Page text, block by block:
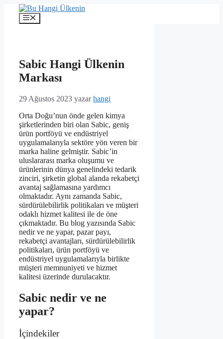
İçeriğe
Menü
Sabic Hangi Ülkenin
Markası
29 Ağustos 2023 yazarhangi
Orta Doğu’nun önde gelen kimya
şirketlerinden biri olan Sabic, geniş
ürün portföyü ve endüstriyel
uygulamalarıyla sektöre yön veren bir
marka haline gelmiştir. Sabic’in
uluslararası marka oluşumu ve
ürünlerinin dünya genelindeki tedarik
zinciri, şirketin global alanda rekabetçi
avantaj sağlamasına yardımcı
olmaktadır. Aynı zamanda Sabic,
sürdürülebilirlik politikaları ve müşteri
odaklı hizmet kalitesi ile de öne
çıkmaktadır. Bu blog yazısında Sabic
nedir ve ne yapar, pazar payı,
rekabetçi avantajları, sürdürülebilirlik
politikaları, ürün portföyü ve
endüstriyel uygulamalarıyla birlikte
müşteri memnuniyeti ve hizmet
kalitesi üzerinde durulacaktır.
Sabic nedir ve ne
yapar?
İçindekiler